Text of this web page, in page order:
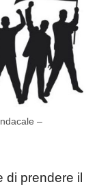
–
prendere il